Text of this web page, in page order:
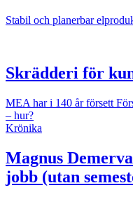
Stabil och planerbar
Skrädderi för
MEA har i 140 år försett
– hur?
Krönika
Magnus
jobb (utan